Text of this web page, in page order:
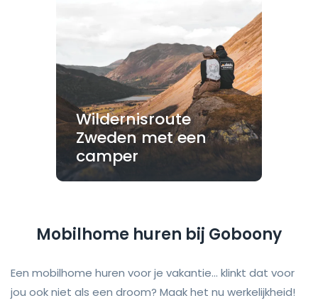
Wildernisroute
Zweden met een
camper
Mobilhome huren bij Goboony
Een mobilhome huren voor je vakantie... klinkt dat voor
jou ook niet als een droom? Maak het nu werkelijkheid!